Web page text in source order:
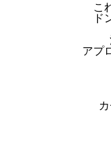
こ
ド
アプ